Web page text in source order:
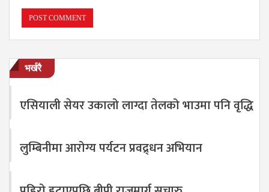
भर्खरै
एसियाली सेयर उकालो लाग्दा तेलको भाउमा पनि वृद्धि
लुम्बिनीमा आरोग्य पर्यटन प्रवद्र्धन अभियान